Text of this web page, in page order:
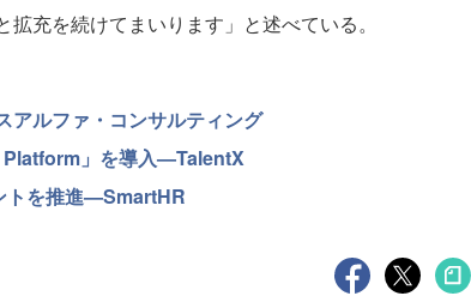
充を続けてまいります」と述べている。
アルファ・コンサルティング
Platform」を導入—TalentX
トを推進—SmartHR